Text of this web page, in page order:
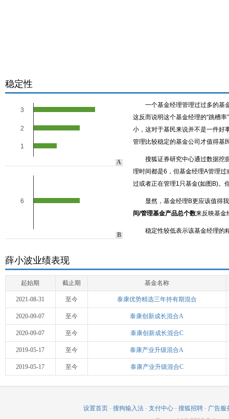
稳定性
3
2
1
A
6
B
一个基金经理管理过过多的基
这反而说明这个基金经理的“跳槽
小，这对于基民来说并不是一件好
管理比较稳定的基金公司才值得基
搜狐证券研究中心通过数据挖
理时间都是6，但基金经理A管理
过或者正在管理1只基金(如图B)。
显然，基金经理B更应该值得
间/管理基金产品总个数来反映基金
稳定性较低表示该基金经理的
薛小波业绩表现
起始期 截止期 基金名称
2021-08-31 至今 泰康优势精选三年持有期混合
2020-09-07 至今 泰康创新成长混合A
2020-09-07 至今 泰康创新成长混合C
2019-05-17 至今 泰康产业升级混合A
2019-05-17 至今 泰康产业升级混合C
设置首页 - 搜狗输入法 - 支付中心 - 搜狐招聘 - 广告服